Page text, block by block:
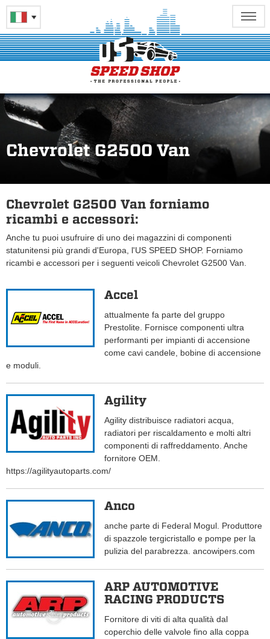
Chevrolet G2500 Van
Chevrolet G2500 Van forniamo
ricambi e accessori:
Anche tu puoi usufruire di uno dei magazzini di componenti
statunitensi più grandi d'Europa, l'US SPEED SHOP. Forniamo
ricambi e accessori per i seguenti veicoli Chevrolet G2500 Van.
Accel
attualmente fa parte del gruppo
Prestolite. Fornisce componenti ultra
performanti per impianti di accensione
come cavi candele, bobine di accensione
e moduli.
Agility
Agility distribuisce radiatori acqua,
radiatori per riscaldamento e molti altri
componenti di raffreddamento. Anche
fornitore OEM.
https://agilityautoparts.com/
Anco
anche parte di Federal Mogul. Produttore
di spazzole tergicristallo e pompe per la
pulizia del parabrezza. ancowipers.com
ARP AUTOMOTIVE
RACING PRODUCTS
Fornitore di viti di alta qualità dal
coperchio delle valvole fino alla coppa